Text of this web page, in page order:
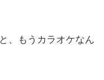
、もうカラオケなん